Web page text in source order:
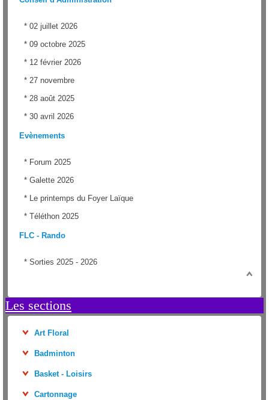
* 02 juillet 2026
* 09 octobre 2025
* 12 février 2026
* 27 novembre
* 28 août 2025
* 30 avril 2026
Evènements
* Forum 2025
* Galette 2026
* Le printemps du Foyer Laïque
* Téléthon 2025
FLC - Rando
* Sorties 2025 - 2026
Les sections
Art Floral
Badminton
Basket - Loisirs
Cartonnage